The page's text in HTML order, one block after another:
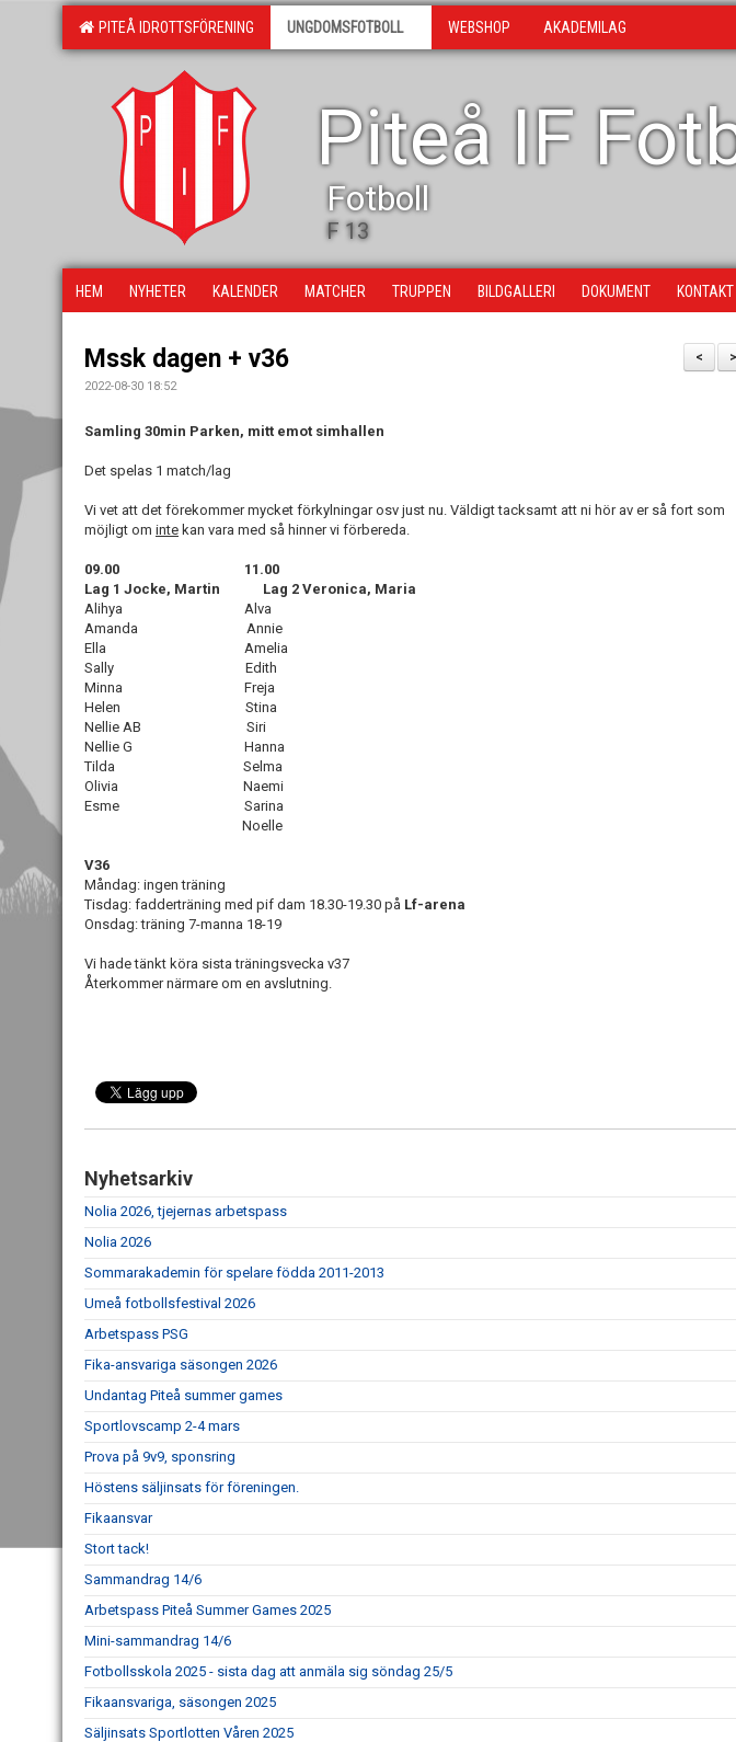
PITEÅ IDROTTSFÖRENING UNGDOMSFOTBOLL WEBSHOP AKADEMILAG
Piteå IF
Fotboll
F 13
HEM NYHETER KALENDER MATCHER TRUPPEN BILDGALLERI DOKUMENT KONTAKT
>
<
Mssk dagen + v36
2022-08-30 18:52
Samling 30min Parken, mitt emot simhallen
Det spelas 1 match/lag
Vi vet att det förekommer mycket förkylningar osv just nu. Väldigt tacksamt att ni hör av er så fort som
möjligt om inte kan vara med så hinner vi förbereda.
09.00 11.00
Lag 1 Jocke, Martin Lag 2 Veronica, Maria
Alihya Alva
Amanda Annie
Ella Amelia
Sally Edith
Minna Freja
Helen Stina
Nellie AB Siri
Nellie G Hanna
Tilda Selma
Olivia Naemi
Esme Sarina
Noelle
V36
Måndag: ingen träning
Tisdag: fadderträning med pif dam 18.30-19.30 på Lf-arena
Onsdag: träning 7-manna 18-19
Vi hade tänkt köra sista träningsvecka v37
Återkommer närmare om en avslutning.
Nyhetsarkiv
Nolia 2026, tjejernas arbetspass
Nolia 2026
Sommarakademin för spelare födda 2011-2013
Umeå fotbollsfestival 2026
Arbetspass PSG
Fika-ansvariga säsongen 2026
Undantag Piteå summer games
Sportlovscamp 2-4 mars
Prova på 9v9, sponsring
Höstens säljinsats för föreningen.
Fikaansvar
Stort tack!
Sammandrag 14/6
Arbetspass Piteå Summer Games 2025
Mini-sammandrag 14/6
Fotbollsskola 2025 - sista dag att anmäla sig söndag 25/5
Fikaansvariga, säsongen 2025
Säljinsats Sportlotten Våren 2025